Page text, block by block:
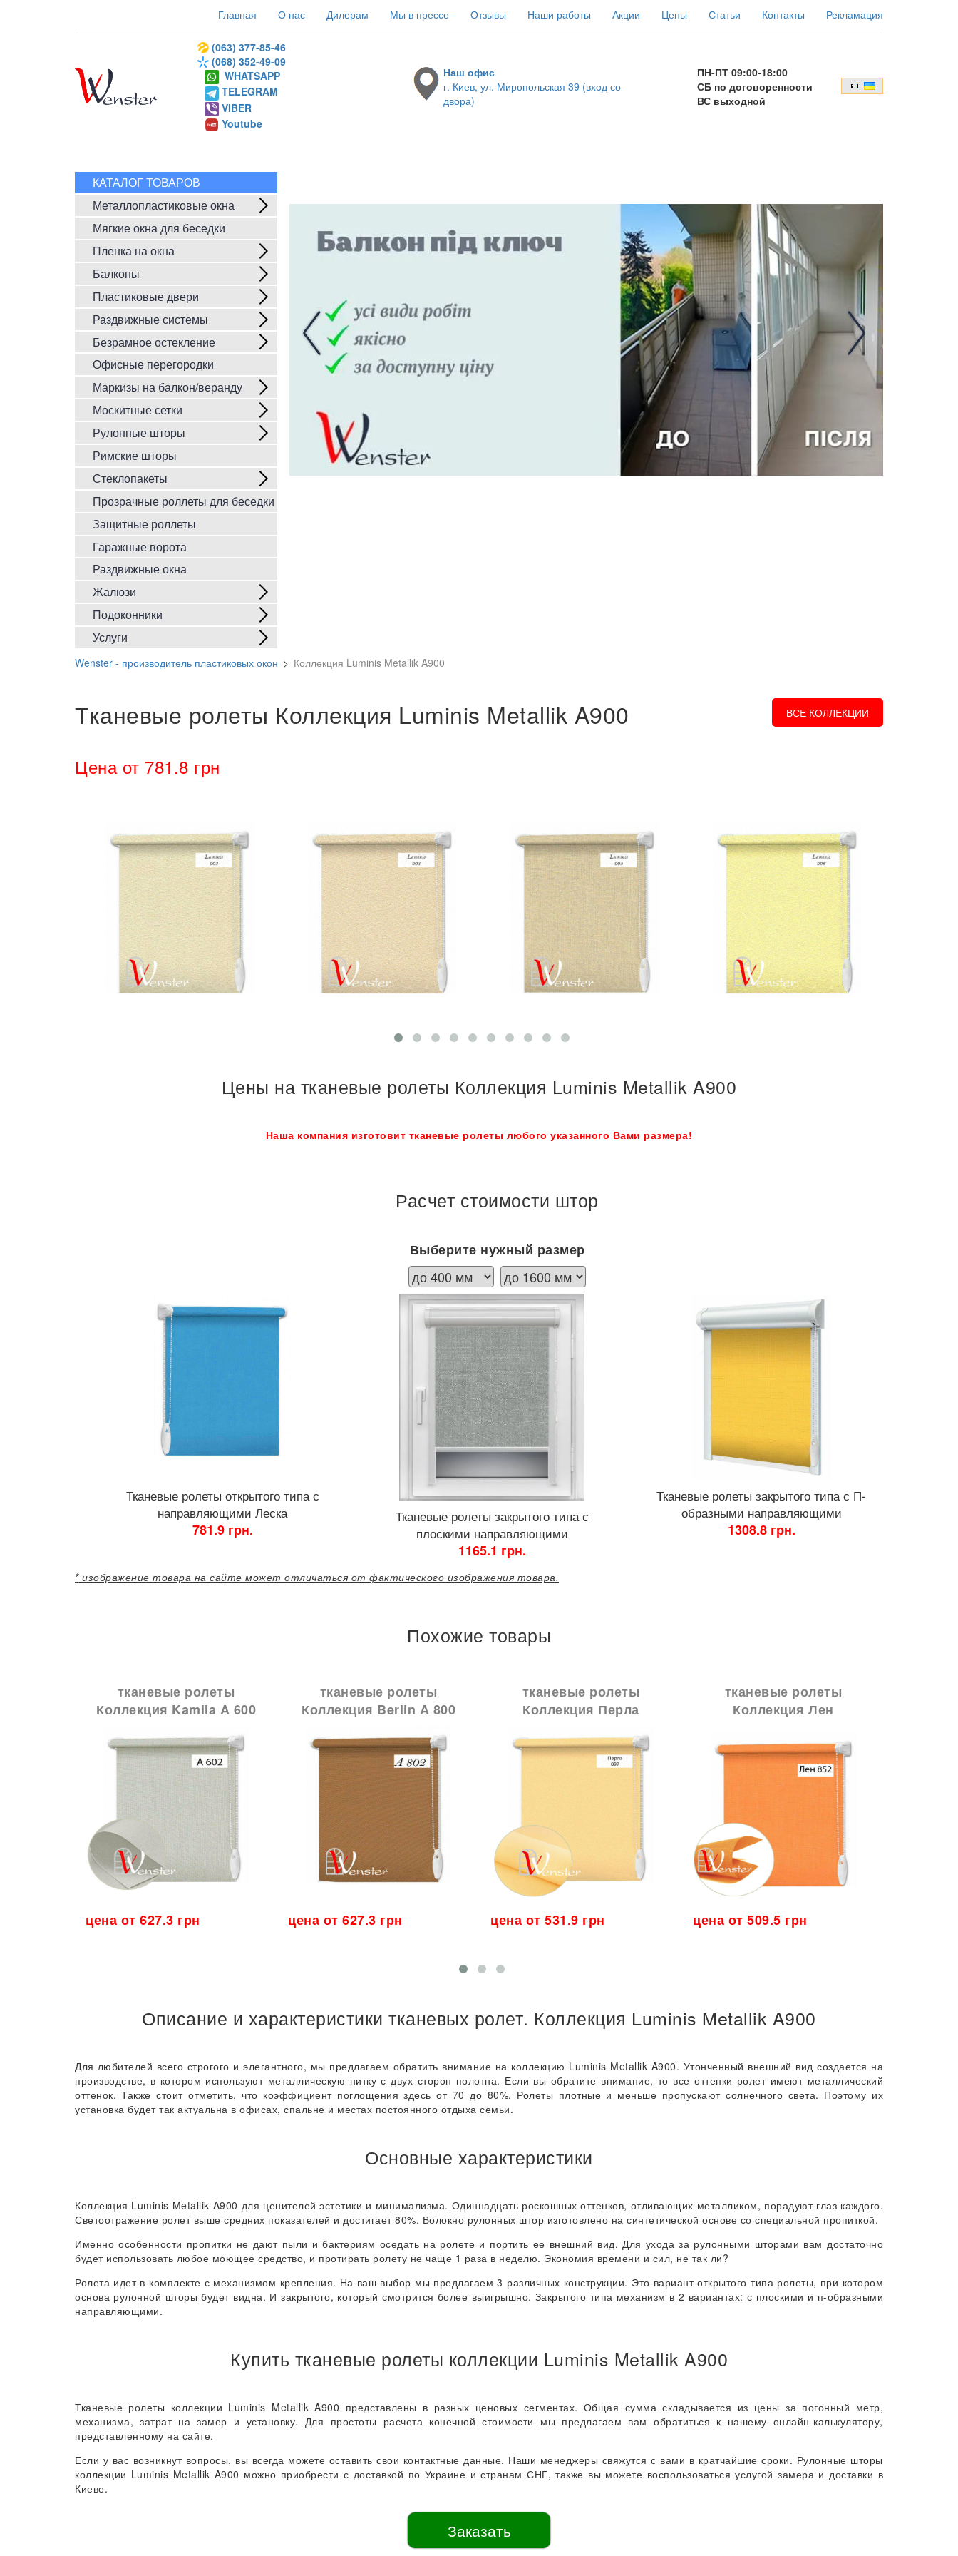
Главная О нас Дилерам Мы в прессе Отзывы Наши работы Акции Цены Статьи Контакты Рекламация
(063) 377-85-46
(068) 352-49-09
WHATSAPP
TELEGRAM
VIBER
Youtube
Наш офис
г. Киев, ул. Миропольская 39 (вход со
двора)
ПН-ПТ 09:00-18:00
СБ по договоренности
ВС выходной
КАТАЛОГ ТОВАРОВ
Металлопластиковые окна
Мягкие окна для беседки
Пленка на окна
Балконы
Пластиковые двери
Раздвижные системы
Безрамное остекление
Офисные перегородки
Маркизы на балкон/веранду
Москитные сетки
Рулонные шторы
Римские шторы
Стеклопакеты
Прозрачные роллеты для беседки
Защитные роллеты
Гаражные ворота
Раздвижные окна
Жалюзи
Подоконники
Услуги
Wenster - производитель пластиковых окон > Коллекция Luminis Metallik A900
Тканевые ролеты Коллекция Luminis Metallik A900 ВСЕ КОЛЛЕКЦИИ
Цена от 781.8 грн
Цены на тканевые ролеты Коллекция Luminis Metallik A900
Наша компания изготовит тканевые ролеты любого указанного Вами размера!
Расчет стоимости штор
Выберите нужный размер
Тканевые ролеты открытого типа с
направляющими Леска
781.9 грн.
Тканевые ролеты закрытого типа с
плоскими направляющими
1165.1 грн.
Тканевые ролеты закрытого типа с П-
образными направляющими
1308.8 грн.
*изображение товара на сайте может отличаться от фактического изображения товара.
Похожие товары
тканевые ролеты
Коллекция Kamila A 600
цена от 627.3 грн
тканевые ролеты
Коллекция Berlin A 800
цена от 627.3 грн
тканевые ролеты
Коллекция Перла
цена от 531.9 грн
тканевые ролеты
Коллекция Лен
цена от 509.5 грн
Описание и характеристики тканевых ролет. Коллекция Luminis Metallik A900
Для любителей всего строгого и элегантного, мы предлагаем обратить внимание на коллекцию Luminis Metallik A900. Утонченный внешний вид создается на
производстве, в котором используют металлическую нитку с двух сторон полотна. Если вы обратите внимание, то все оттенки ролет имеют металлический
оттенок. Также стоит отметить, что коэффициент поглощения здесь от 70 до 80%. Ролеты плотные и меньше пропускают солнечного света. Поэтому их
установка будет так актуальна в офисах, спальне и местах постоянного отдыха семьи.
Основные характеристики
Коллекция Luminis Metallik A900 для ценителей эстетики и минимализма. Одиннадцать роскошных оттенков, отливающих металликом, порадуют глаз каждого.
Светоотражение ролет выше средних показателей и достигает 80%. Волокно рулонных штор изготовлено на синтетической основе со специальной пропиткой.
Именно особенности пропитки не дают пыли и бактериям оседать на ролете и портить ее внешний вид. Для ухода за рулонными шторами вам достаточно
будет использовать любое моющее средство, и протирать ролету не чаще 1 раза в неделю. Экономия времени и сил, не так ли?
Ролета идет в комплекте с механизмом крепления. На ваш выбор мы предлагаем 3 различных конструкции. Это вариант открытого типа ролеты, при котором
основа рулонной шторы будет видна. И закрытого, который смотрится более выигрышно. Закрытого типа механизм в 2 вариантах: с плоскими и п-образными
направляющими.
Купить тканевые ролеты коллекции Luminis Metallik A900
Тканевые ролеты коллекции Luminis Metallik A900 представлены в разных ценовых сегментах. Общая сумма складывается из цены за погонный метр,
механизма, затрат на замер и установку. Для простоты расчета конечной стоимости мы предлагаем вам обратиться к нашему онлайн-калькулятору,
представленному на сайте.
Если у вас возникнут вопросы, вы всегда можете оставить свои контактные данные. Наши менеджеры свяжутся с вами в кратчайшие сроки. Рулонные шторы
коллекции Luminis Metallik A900 можно приобрести с доставкой по Украине и странам СНГ, также вы можете воспользоваться услугой замера и доставки в
Киеве.
Заказать